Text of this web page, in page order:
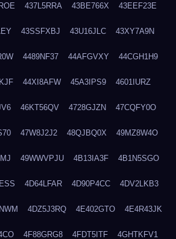
437L5RRA 43BE766X 43EEF23E
43SSFXBJ 43U16JLC 43XY7A9N
4489NF37 44AFGVXY 44CGH1H9
44XI8AFW 45A3IPS9 4601IURZ
46KT56QV 4728GJZN 47CQFY0O
47W8J2J2 48QJBQ0X 49MZ8W4O
49WWVPJU 4B13IA3F 4B1N5SGO
4D64LFAR 4D90P4CC 4DV2LKB3
4DZ5J3RQ 4E402GTO 4E4R43JK
4F88GRG8 4FDT5ITF 4GHTKFV1